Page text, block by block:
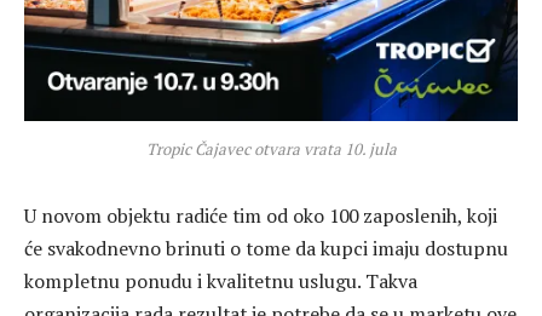
Tropic Čajavec otvara vrata 10. jula
U novom objektu radiće tim od oko 100 zaposlenih, koji
će svakodnevno brinuti o tome da kupci imaju dostupnu
kompletnu ponudu i kvalitetnu uslugu. Takva